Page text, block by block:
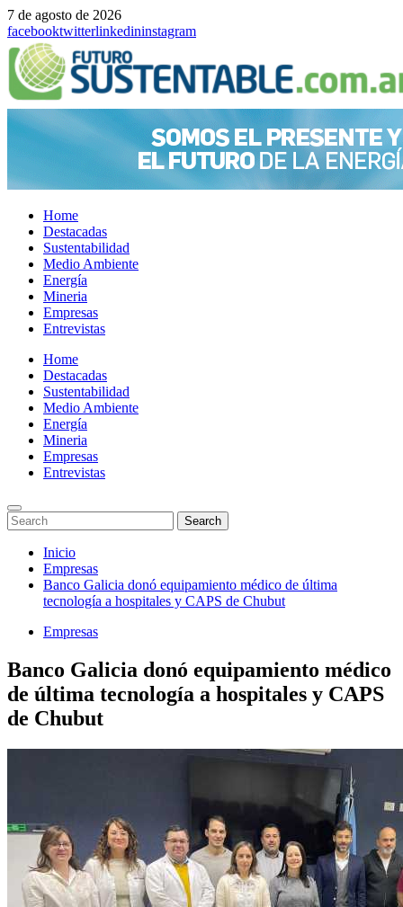
7 de agosto de 2026
facebooktwitterlinkedininstagram
Home
Destacadas
Sustentabilidad
Medio Ambiente
Energía
Mineria
Empresas
Entrevistas
Menu
Home
Destacadas
Sustentabilidad
Medio Ambiente
Energía
Mineria
Empresas
Entrevistas
Enter
Keyword
Search
for:
Search
Search
Saltar
contenido
Inicio
Empresas
Banco Galicia donó equipamiento médico de última
tecnología a hospitales y CAPS de Chubut
Empresas
Banco Galicia donó equipamiento médico
de última tecnología a hospitales y CAPS
de Chubut